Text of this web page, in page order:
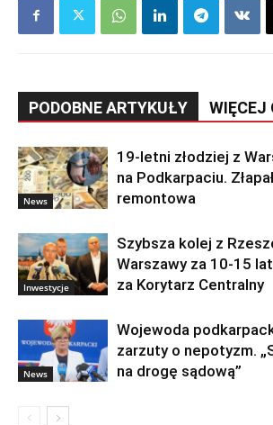
PODOBNE ARTYKUŁY WIĘCEJ
News
19-letni złodziej z
na Podkarpaciu.
remontowa
Inwestycje
Szybsza kolej z
Warszawy za 10-15
za Korytarz Centralny
News
Wojewoda
zarzuty o nepotyzm.
na drogę sądową”